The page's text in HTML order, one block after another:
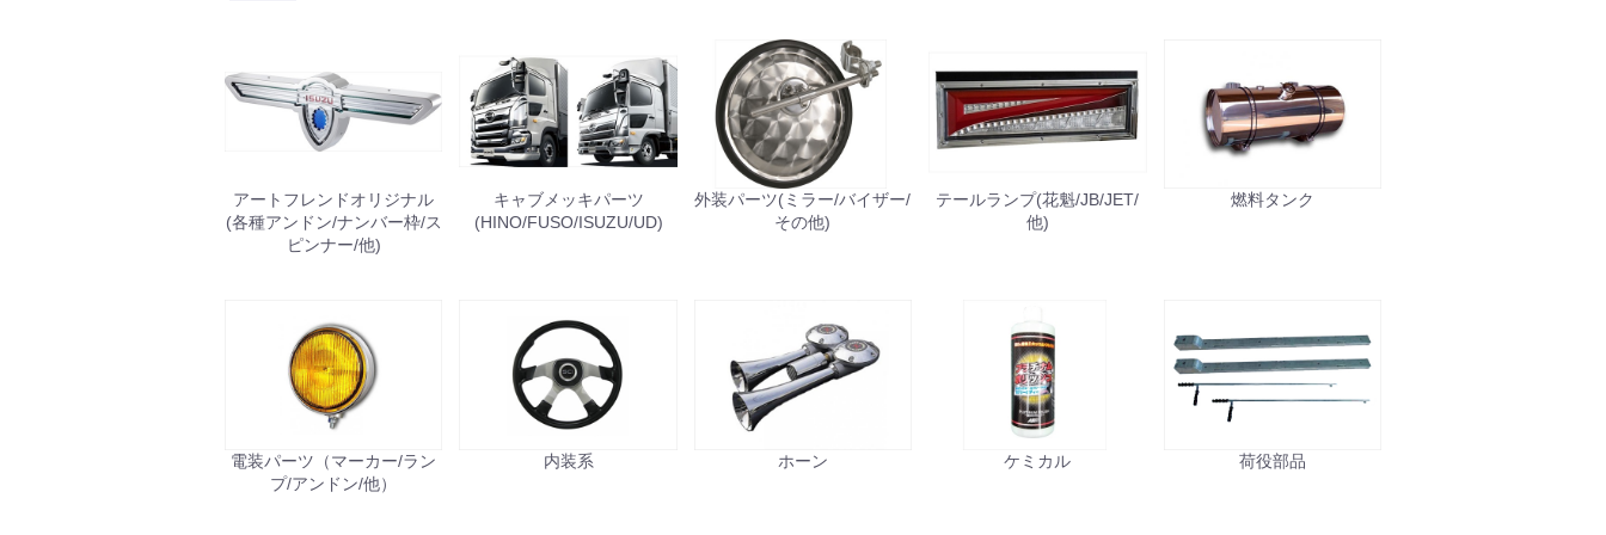
アートフレンドオリジナル
(各種アンドン/ナンバー枠/ス
ピンナー/他)
キャブメッキパーツ
(HINO/FUSO/ISUZU/UD)
外装パーツ(ミラー/バイザー/
その他)
テールランプ(花魁/JB/JET/
他)
燃料タンク
電装パーツ（マーカー/ラン
プ/アンドン/他）
内装系 ホーン ケミカル 荷役部品